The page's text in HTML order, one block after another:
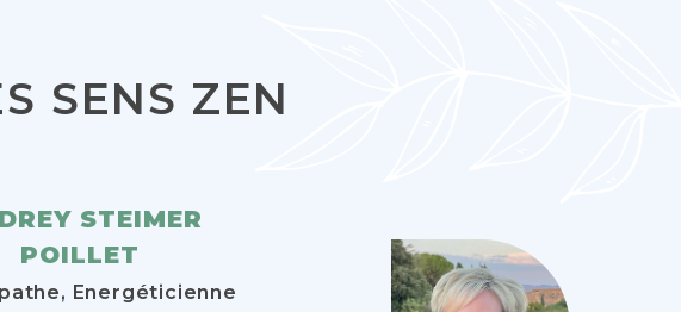
SENS ZEN
STEIMER
POILLET
Energéticienne